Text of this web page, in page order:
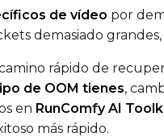
de vídeo por
demasiado
rápido de
de OOM tienes,
en RunComfy AI
más rápido.